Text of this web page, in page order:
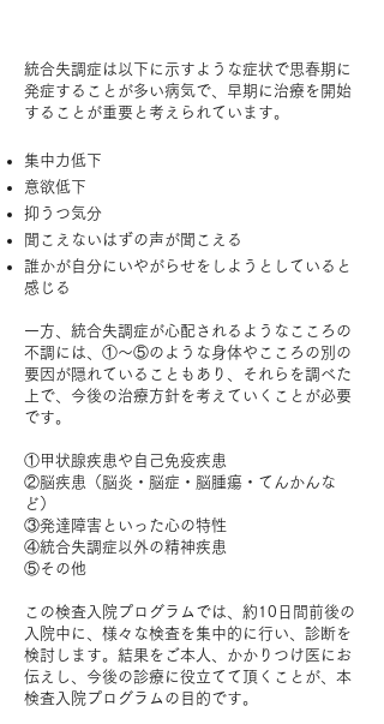
統合失調症は以下に示すような症状で思春期に
発症することが多い病気で、早期に治療を開始
することが重要と考えられています。
集中力低下
意欲低下
抑うつ気分
聞こえないはずの声が聞こえる
誰かが自分にいやがらせをしようとしていると
感じる
一方、統合失調症が心配されるようなこころの
不調には、①～⑤のような身体やこころの別の
要因が隠れていることもあり、それらを調べた
上で、今後の治療方針を考えていくことが必要
です。
①甲状腺疾患や自己免疫疾患
②脳疾患（脳炎・脳症・脳腫瘍・てんかんな
ど）
③発達障害といった心の特性
④統合失調症以外の精神疾患
⑤その他
この検査入院プログラムでは、約10日間前後の
入院中に、様々な検査を集中的に行い、診断を
検討します。結果をご本人、かかりつけ医にお
伝えし、今後の診療に役立てて頂くことが、本
検査入院プログラムの目的です。